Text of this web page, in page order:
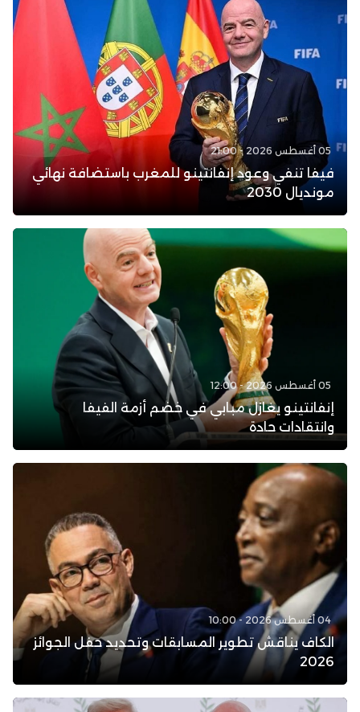
05 أغسطس 2026 - 21:00
فيفا تنفي وعود إنفانتينو للمغرب باستضافة نهائي
مونديال 2030
05 أغسطس 2026 - 12:00
إنفانتينو يغازل مبابي في خضم أزمة الفيفا
وانتقادات حادة
04 أغسطس 2026 - 10:00
الكاف يناقش تطوير المسابقات وتحديد حفل الجوائز
2026